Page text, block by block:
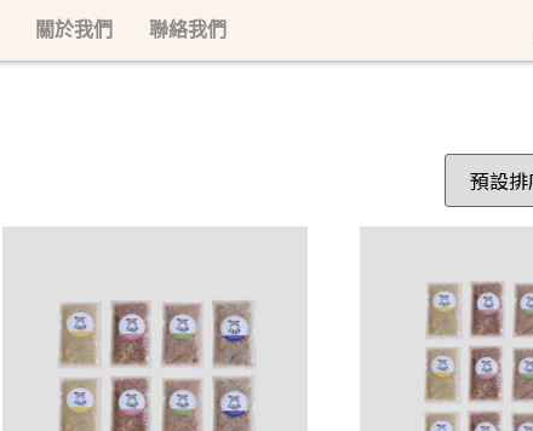
關於我們 聯絡我們